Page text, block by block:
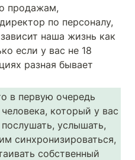
продажам,
по персоналу,
наша жизнь как
если у вас не 18
разная бывает
в первую очередь
который у вас
услышать,
синхронизироваться,
собственный